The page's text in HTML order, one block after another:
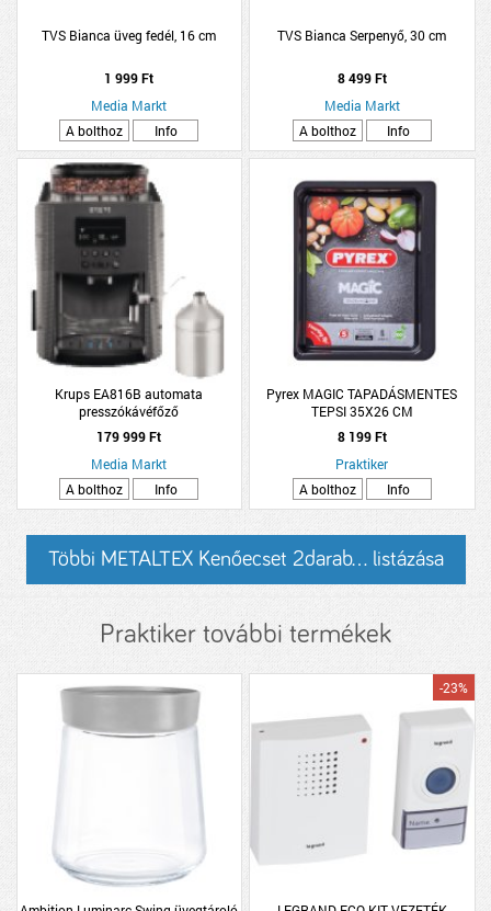
TVS Bianca üveg fedél, 16 cm
1 999 Ft
Media Markt
A bolthoz
Info
TVS Bianca Serpenyő, 30 cm
8 499 Ft
Media Markt
A bolthoz
Info
Krups EA816B automata
presszókávéfőző
179 999 Ft
Media Markt
A bolthoz
Info
Pyrex MAGIC TAPADÁSMENTES
TEPSI 35X26 CM
8 199 Ft
Praktiker
A bolthoz
Info
Többi METALTEX Kenőecset 2darab... listázása
Praktiker további termékek
-23%